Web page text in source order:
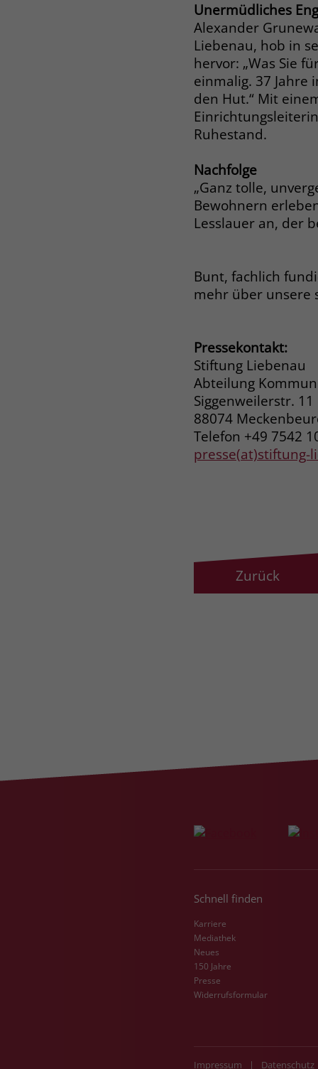
Unermüdliches
Alexander
Liebenau, hob in
hervor: „Was Sie
einmalig. 37 Jahre
den Hut.“ Mit
Ruhestand.
Nachfolge
„Ganz tolle,
Bewohnern
Lesslauer an, der
Bunt, fachlich
mehr über unsere
Pressekontakt:
Stiftung Liebenau
Abteilung
Siggenweilerstr. 11
88074
Telefon +49 7542
presse(at)stiftung-
Zurück
Schnell finden
Karriere
Mediathek
Neues
150 Jahre
Presse
Widerrufsformular
Impressum | Datenschutz